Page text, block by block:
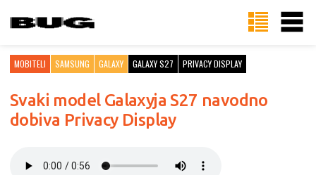
MOBITELI SAMSUNG GALAXY GALAXY S27 PRIVACY DISPLAY
Svaki model Galaxyja S27 navodno
dobiva Privacy Display